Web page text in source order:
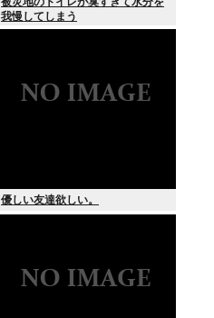
我慢してしまう
優しい友達欲しい。